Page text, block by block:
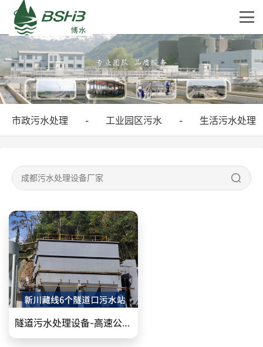
市政污水处理 - 工业园区污水 - 生活污水处理
隧道污水处理设备-高速公路污水处理-隧道施工废水处理设备